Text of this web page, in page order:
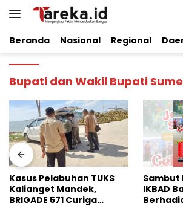
Beranda Nasional Regional
Bupati dan Wakil Bupati
Sambut HIDAR Ke-58,
IKBAD Bakal Gelar JJS
Berhadiah Sepeda Listrik
Dinilai
Pangan
HMI